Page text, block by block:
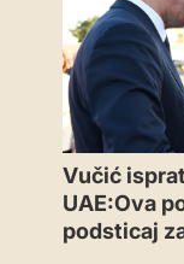
Vučić
UAE:Ova
podsticaj